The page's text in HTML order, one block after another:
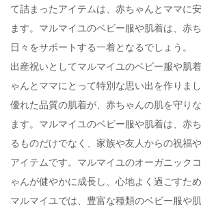
て詰まったアイテムは、赤ちゃんとママに
ます。マルマイユのベビー服や肌着は、赤
日々をサポートする一着となるでしょう。
出産祝いとしてマルマイユのベビー服や肌
ゃんとママにとって特別な思い出を作りま
優れた品質の肌着が、赤ちゃんの肌を守り
ます。マルマイユのベビー服や肌着は、赤
るものだけでなく、家族や友人からの祝福
アイテムです。マルマイユのオーガニック
ゃんが健やかに成長し、心地よく過ごすた
マルマイユでは、豊富な種類のベビー服や